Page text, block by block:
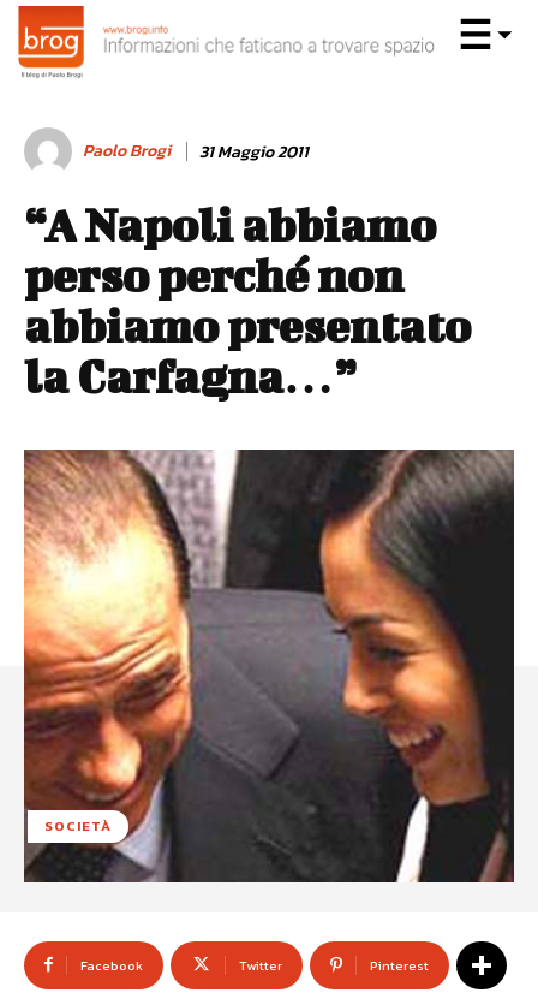
Paolo Brogi 31 Maggio 2011
“A Napoli abbiamo
perso perché non
abbiamo presentato
la Carfagna…”
SOCIETÀ
Facebook Twitter Pinterest